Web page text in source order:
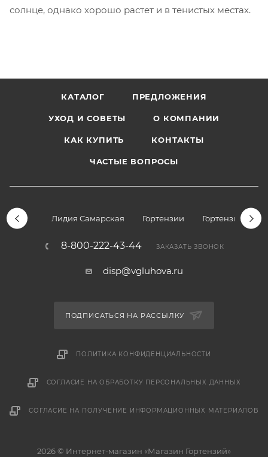
солнце, однако хорошо растет и в тенистых местах.
КАТАЛОГ ПРЕДЛОЖЕНИЯ
УХОД И СОВЕТЫ О КОМПАНИИ
КАК КУПИТЬ КОНТАКТЫ
ЧАСТЫЕ ВОПРОСЫ
Лидия Самарская Гортензии Гортензии
8-800-222-43-44 ЗАКАЗАТЬ ЗВОНОК
disp@vgluhova.ru
ПОДПИСАТЬСЯ НА РАССЫЛКУ
ПОЛИТИКА КОНФИДЕНЦИАЛЬНОСТИ
СОГЛАСИЕ НА ОБРАБОТКУ ПЕРСОНАЛЬНЫХ ДАННЫХ
СОГЛАСИЕ НА ПОЛУЧЕНИЕ ИНФОРМАЦИОННЫХ МАТЕРИАЛОВ
2026 © Интернет-магазин «Магазин Гортензий»